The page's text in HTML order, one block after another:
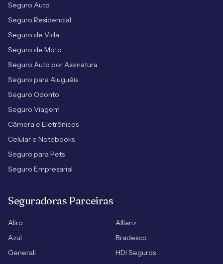
Seguro Auto
Seguro Residencial
Seguro de Vida
Seguro de Moto
Seguro Auto por Assinatura
Seguro para Aluguéis
Seguro Odonto
Seguro Viagem
Câmera e Eletrônicos
Celular e Notebooks
Seguro para Pets
Seguro Empresarial
Seguradoras Parceiras
Aliro
Allianz
Azul
Bradesco
Generali
HDI Seguros